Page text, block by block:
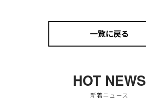
一覧に戻る
HOT NEWS
新着ニュース